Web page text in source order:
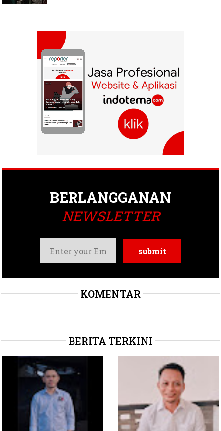
BERLANGGANAN
NEWSLETTER
KOMENTAR
BERITA TERKINI